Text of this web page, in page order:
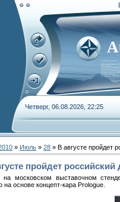
Четверг, 06.08.2026, 22:25
» Июль » 28 » В августе пройдет
пройдет
на московском выставочном
на основе концепт-кара Prologue.